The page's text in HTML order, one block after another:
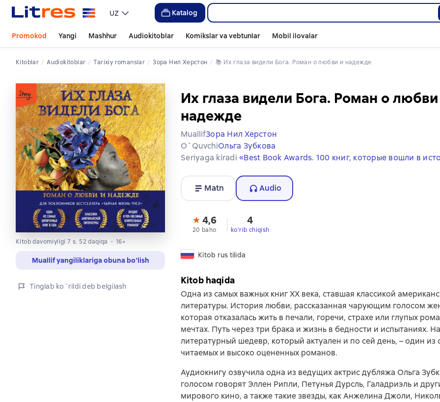
UZ Katalog
Promokod Yangi Mashhur Audiokitoblar Komikslar va vebtunlar Mobil ilovalar
Kitoblar Audiokitoblar tarixiy romanslar Зора Нил Херстон 📚 Их глаза видели Бога. Роман о любви и надежде
Kitob davomiyligi 7 s. 52 daqiqa 16+
Muallif yangiliklariga obuna bo‘lish
Tinglab ko`rildi deb belgilash
Их глаза видели Бога. Роман о
надежде
MuallifЗора Нил Херстон
O`quvchiОльга Зубкова
Seriyaga kiradi «Best Book Awards. 100 книг, которые вошли в
Matn Audio
4,6
20 baho
4
ko'rib chiqish
Kitob rus tilida
Kitob haqida
Одна из самых важных книг XX века, ставшая классикой
литературы. История любви, рассказанная чарующим голосом
которая отказалась жить в печали, горечи, страхе или глупых
мечтах. Путь через три брака и жизнь в бедности и испытаниях.
литературный шедевр, который актуален и по сей день, – один из
читаемых и высоко оцененных романов.
Аудиокнигу озвучила одна из ведущих актрис дубляжа Ольга
голосом говорят Эллен Рипли, Петунья Дурсль, Галадриэль и
мирового кино, а также такие звезды, как Анжелина Джоли,